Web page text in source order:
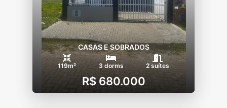
CASAS E SOBRADOS
119m² 3 dorms 2 suítes
R$ 680.000